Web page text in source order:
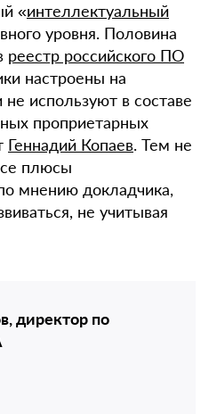
«интеллектуальный
уровня. Половина
реестр российского ПО
настроены на
используют в составе
проприетарных
Геннадий Копаев. Тем не
плюсы
мнению докладчика,
не учитывая
директор по